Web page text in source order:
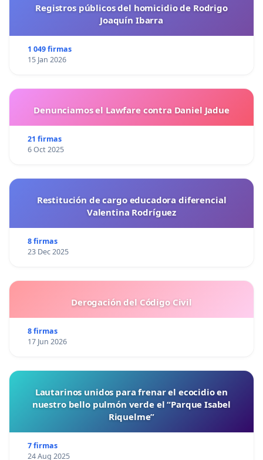
Registros públicos del homicidio de Rodrigo
Joaquín Ibarra
1 049 firmas
15 Jan 2026
Denunciamos el Lawfare contra Daniel Jadue
21 firmas
6 Oct 2025
Restitución de cargo educadora diferencial
Valentina Rodríguez
8 firmas
23 Dec 2025
Derogación del Código Civil
8 firmas
17 Jun 2026
Lautarinos unidos para frenar el ecocidio en
nuestro bello pulmón verde el “Parque Isabel
Riquelme”
7 firmas
24 Aug 2025